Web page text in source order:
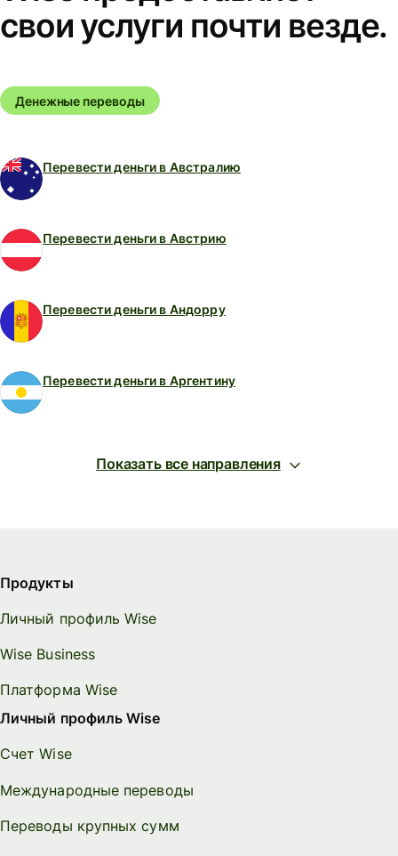
свои услуги почти везде.
Денежные переводы
Перевести деньги в Австралию
Перевести деньги в Австрию
Перевести деньги в Андорру
Перевести деньги в Аргентину
Показать все направления
Продукты
Личный профиль Wise
Wise Business
Платформа Wise
Личный профиль Wise
Счет Wise
Международные переводы
Переводы крупных сумм